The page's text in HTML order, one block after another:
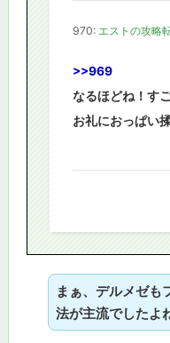
970: エストの攻略
>>969
なるほどね！す
お礼におっぱい
まぁ、デルメゼも
法が主流でしたよ